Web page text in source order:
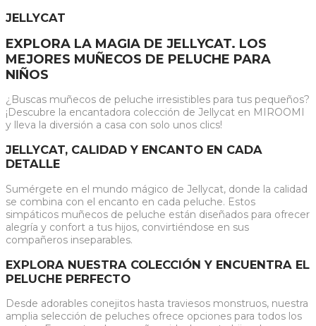
JELLYCAT
EXPLORA LA MAGIA DE JELLYCAT. LOS
MEJORES MUÑECOS DE PELUCHE PARA
NIÑOS
¿Buscas muñecos de peluche irresistibles para tus pequeños?
¡Descubre la encantadora colección de Jellycat en MIROOMI
y lleva la diversión a casa con solo unos clics!
JELLYCAT, CALIDAD Y ENCANTO EN CADA
DETALLE
Sumérgete en el mundo mágico de Jellycat, donde la calidad
se combina con el encanto en cada peluche. Estos
simpáticos muñecos de peluche están diseñados para ofrecer
alegría y confort a tus hijos, convirtiéndose en sus
compañeros inseparables.
EXPLORA NUESTRA COLECCIÓN Y ENCUENTRA EL
PELUCHE PERFECTO
Desde adorables conejitos hasta traviesos monstruos, nuestra
amplia selección de peluches ofrece opciones para todos los